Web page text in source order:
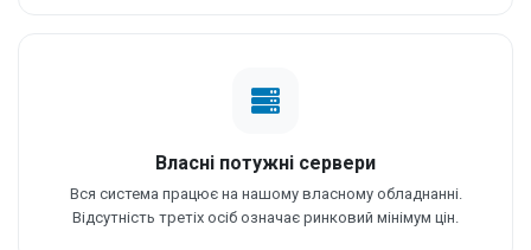
Власні потужні сервери
Вся система працює на нашому власному обладнанні.
Відсутність третіх осіб означає ринковий мінімум цін.